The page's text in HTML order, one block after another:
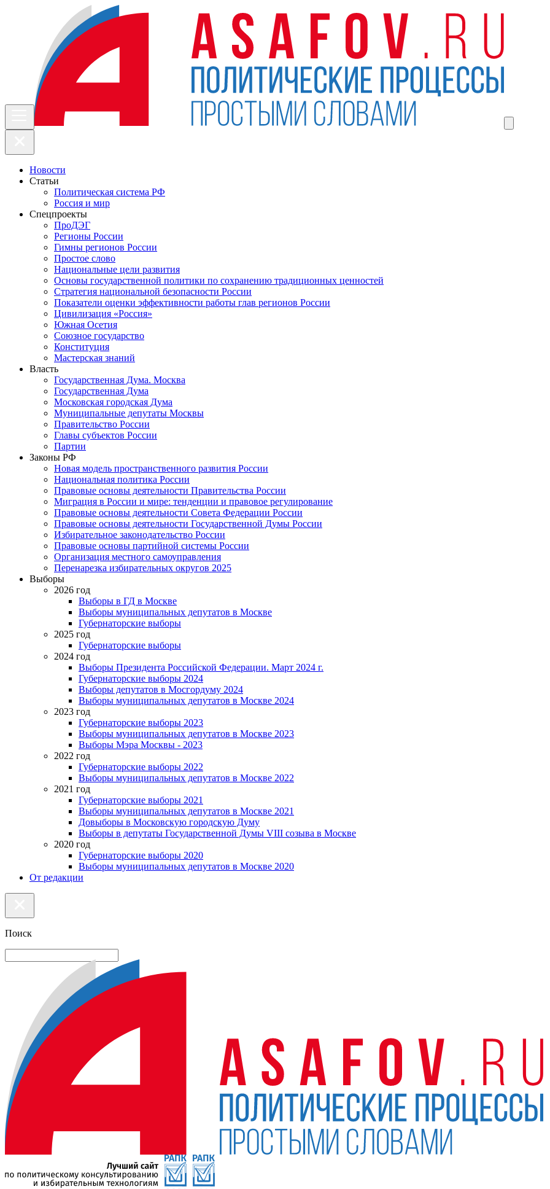
Новости
Статьи
Политическая система РФ
Россия и мир
Спецпроекты
ПроДЭГ
Регионы России
Гимны регионов России
Простое слово
Национальные цели развития
Основы государственной политики по сохранению традиционных ценностей
Стратегия национальной безопасности России
Показатели оценки эффективности работы глав регионов России
Цивилизация «Россия»
Южная Осетия
Союзное государство
Конституция
Мастерская знаний
Власть
Государственная Дума. Москва
Государственная Дума
Московская городская Дума
Муниципальные депутаты Москвы
Правительство России
Главы субъектов России
Партии
Законы РФ
Новая модель пространственного развития России
Национальная политика России
Правовые основы деятельности Правительства России
Миграция в России и мире: тенденции и правовое регулирование
Правовые основы деятельности Совета Федерации России
Правовые основы деятельности Государственной Думы России
Избирательное законодательство России
Правовые основы партийной системы России
Организация местного самоуправления
Перенарезка избирательных округов 2025
Выборы
2026 год
Выборы в ГД в Москве
Выборы муниципальных депутатов в Москве
Губернаторские выборы
2025 год
Губернаторские выборы
2024 год
Выборы Президента Российской Федерации. Март 2024 г.
Губернаторские выборы 2024
Выборы депутатов в Мосгордуму 2024
Выборы муниципальных депутатов в Москве 2024
2023 год
Губернаторские выборы 2023
Выборы муниципальных депутатов в Москве 2023
Выборы Мэра Москвы - 2023
2022 год
Губернаторские выборы 2022
Выборы муниципальных депутатов в Москве 2022
2021 год
Губернаторские выборы 2021
Выборы муниципальных депутатов в Москве 2021
Довыборы в Московскую городскую Думу
Выборы в депутаты Государственной Думы VIII созыва в Москве
2020 год
Губернаторские выборы 2020
Выборы муниципальных депутатов в Москве 2020
От редакции
Поиск